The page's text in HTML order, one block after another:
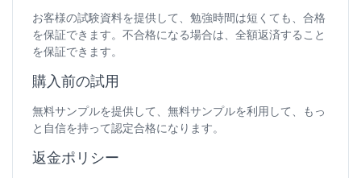
お客様の試験資料を提供して、勉強時間は短くても、合格
を保証できます。不合格になる場合は、全額返済すること
を保証できます。
購入前の試用
無料サンプルを提供して、無料サンプルを利用して、もっ
と自信を持って認定合格になります。
返金ポリシー